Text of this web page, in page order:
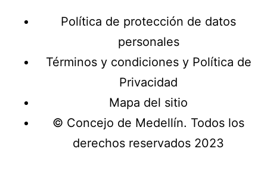
Política de protección de datos
personales
Términos y condiciones y Política de
Privacidad
Mapa del sitio
© Concejo de Medellín. Todos los
derechos reservados 2023